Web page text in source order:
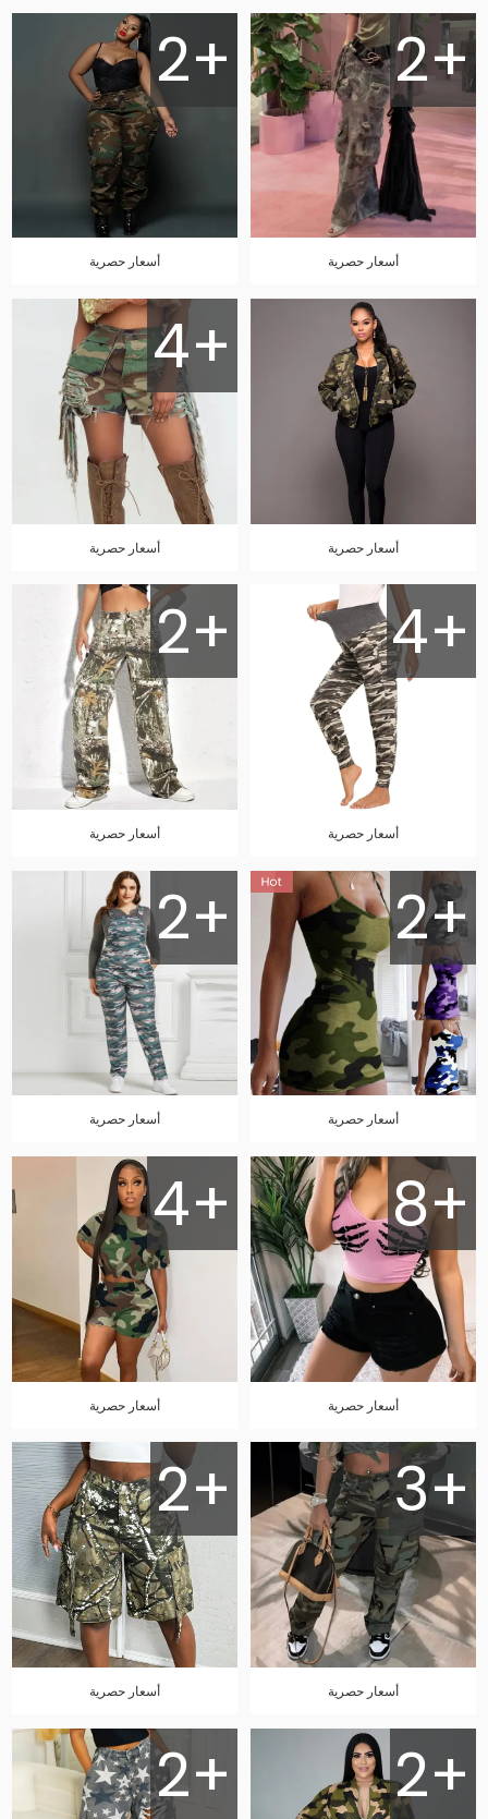
2+
أسعار حصرية
2+
أسعار حصرية
أسعار حصرية
4+
أسعار حصرية
4+
أسعار حصرية
2+
أسعار حصرية
2+
أسعار حصرية
2+
أسعار حصرية
8+
أسعار حصرية
4+
أسعار حصرية
3+
أسعار حصرية
2+
أسعار حصرية
2+
2+